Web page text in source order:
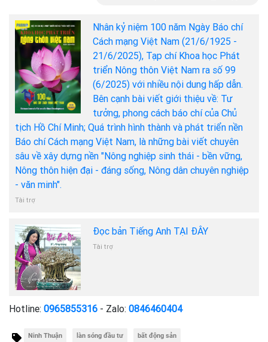
Nhân kỷ niệm 100 năm Ngày Báo chí
Cách mạng Việt Nam (21/6/1925 -
21/6/2025), Tạp chí Khoa học Phát
triển Nông thôn Việt Nam ra số 99
(6/2025) với nhiều nội dung hấp dẫn.
Bên cạnh bài viết giới thiệu về: Tư
tưởng, phong cách báo chí của Chủ
tịch Hồ Chí Minh; Quá trình hình thành và phát triển nền
Báo chí Cách mạng Việt Nam, là những bài viết chuyên
sâu về xây dựng nền "Nông nghiệp sinh thái - bền vững,
Nông thôn hiện đại - đáng sống, Nông dân chuyên nghiệp
- văn minh".
Tài trợ
Đọc bản Tiếng Anh TẠI ĐÂY
Tài trợ
Hotline: 0965855316 - Zalo: 0846460404
Ninh Thuận làn sóng đầu tư bất động sản